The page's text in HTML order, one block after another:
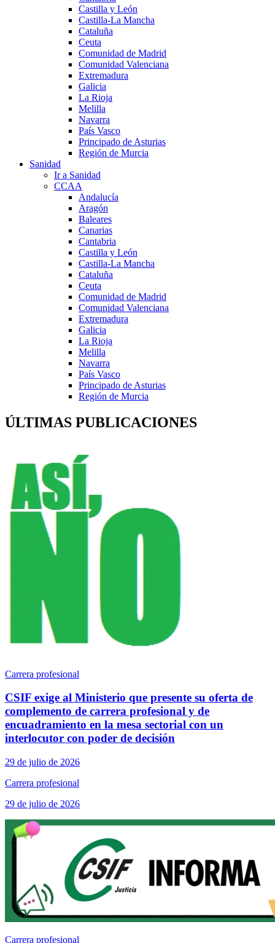
Castilla y León
Castilla-La Mancha
Cataluña
Ceuta
Comunidad de Madrid
Comunidad Valenciana
Extremadura
Galicia
La Rioja
Melilla
Navarra
País Vasco
Principado de Asturias
Región de Murcia
Sanidad
Ir a Sanidad
CCAA
Andalucía
Aragón
Baleares
Canarias
Cantabria
Castilla y León
Castilla-La Mancha
Cataluña
Ceuta
Comunidad de Madrid
Comunidad Valenciana
Extremadura
Galicia
La Rioja
Melilla
Navarra
País Vasco
Principado de Asturias
Región de Murcia
ÚLTIMAS PUBLICACIONES
Carrera profesional
CSIF exige al Ministerio que presente su oferta de
complemento de carrera profesional y de
encuadramiento en la mesa sectorial con un
interlocutor con poder de decisión
29 de julio de 2026
Carrera profesional
29 de julio de 2026
Carrera profesional